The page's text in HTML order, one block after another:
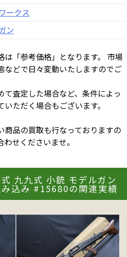
ークス
ン
は「参考価格」となります。 市場
などで日々変動いたしますのでご
て査定した場合など、条件によっ
ただく場合もございます。
商品の買取も行なっておりますの
せくださいませ。
九九式 小銃 モデルガン
込み #15680の関連実績